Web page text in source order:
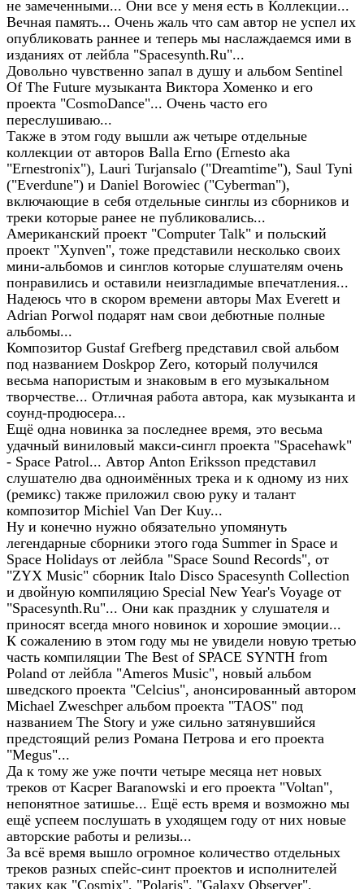
не замеченными... Они все у меня есть в Коллекции...
Вечная память... Очень жаль что сам автор не успел их
опубликовать раннее и теперь мы наслаждаемся ими в
изданиях от лейбла "Spacesynth.Ru"...
Довольно чувственно запал в душу и альбом Sentinel
Of The Future музыканта Виктора Хоменко и его
проекта "CosmoDance"... Очень часто его
переслушиваю...
Также в этом году вышли аж четыре отдельные
коллекции от авторов Balla Erno (Ernesto aka
"Ernestronix"), Lauri Turjansalo ("Dreamtime"), Saul Tyni
("Everdune") и Daniel Borowiec ("Cyberman"),
включающие в себя отдельные синглы из сборников и
треки которые ранее не публиковались...
Американский проект "Computer Talk" и польский
проект "Xynven", тоже представили несколько своих
мини-альбомов и синглов которые слушателям очень
понравились и оставили неизгладимые впечатления...
Надеюсь что в скором времени авторы Max Everett и
Adrian Porwol подарят нам свои дебютные полные
альбомы...
Композитор Gustaf Grefberg представил свой альбом
под названием Doskpop Zero, который получился
весьма напористым и знаковым в его музыкальном
творчестве... Отличная работа автора, как музыканта и
соунд-продюсера...
Ещё одна новинка за последнее время, это весьма
удачный виниловый макси-сингл проекта "Spacehawk"
- Space Patrol... Автор Anton Eriksson представил
слушателю два одноимённых трека и к одному из них
(ремикс) также приложил свою руку и талант
композитор Michiel Van Der Kuy...
Ну и конечно нужно обязательно упомянуть
легендарные сборники этого года Summer in Space и
Space Holidays от лейбла "Space Sound Records", от
"ZYX Music" сборник Italo Disco Spacesynth Collection
и двойную компиляцию Special New Year's Voyage от
"Spacesynth.Ru"... Они как праздник у слушателя и
приносят всегда много новинок и хорошие эмоции...
К сожалению в этом году мы не увидели новую третью
часть компиляции The Best of SPACE SYNTH from
Poland от лейбла "Ameros Music", новый альбом
шведского проекта "Celcius", анонсированный автором
Michael Zweschper альбом проекта "TAOS" под
названием The Story и уже сильно затянувшийся
предстоящий релиз Романа Петрова и его проекта
"Megus"...
Да к тому же уже почти четыре месяца нет новых
треков от Kacper Baranowski и его проекта "Voltan",
непонятное затишье... Ещё есть время и возможно мы
ещё успеем послушать в уходящем году от них новые
авторские работы и релизы...
За всё время вышло огромное количество отдельных
треков разных спейс-синт проектов и исполнителей
таких как "Cosmix", "Polaris", "Galaxy Observer",